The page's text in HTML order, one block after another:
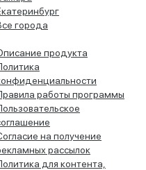
города
продукта
работы программы
на получение
рассылок
для контента,